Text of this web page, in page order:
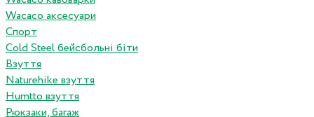
Wacaco аксесуари
Спорт
Cold Steel бейсбольні біти
Взуття
Naturehike взуття
Humtto взуття
Рюкзаки, багаж